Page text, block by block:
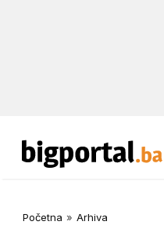
Početna » Arhiva